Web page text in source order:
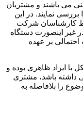
می باشند و مشتریان
نمایند. در این
کارشناسان شرکت
غیر اینصورت دستگاه
بر عهده
یا ایراد ظاهری بوده و
داشته باشد، مشتری
را بلافاصله به